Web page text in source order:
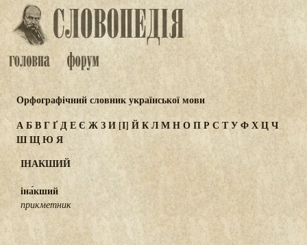
Орфографічний словник української мови
АБВГҐДЕЄ ЖЗИ[І] ЙКЛМНОПР СТУФХЦЧ
ШЩЮЯ
ІНАКШИЙ
іна́кший
прикметник